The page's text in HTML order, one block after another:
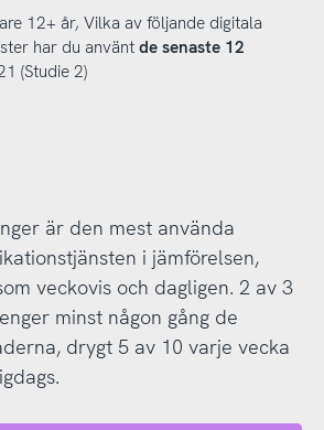
12+ år, Vilka av följande digitala
har du använt de senaste 12
(Studie 2)
är den mest använda
i jämförelsen,
veckovis och dagligen. 2 av 3
minst någon gång de
drygt 5 av 10 varje vecka